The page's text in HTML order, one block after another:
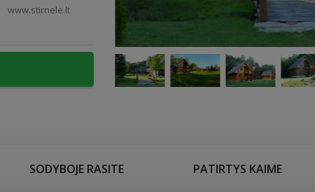
www.stirnele.lt
SODYBOJE RASITE PATIRTYS KAIME